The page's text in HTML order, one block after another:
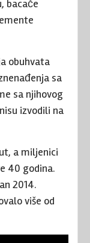
bacače
obuhvata
sa
sa njihovog
izvodili na
a miljenici
40 godina.
2014.
više od